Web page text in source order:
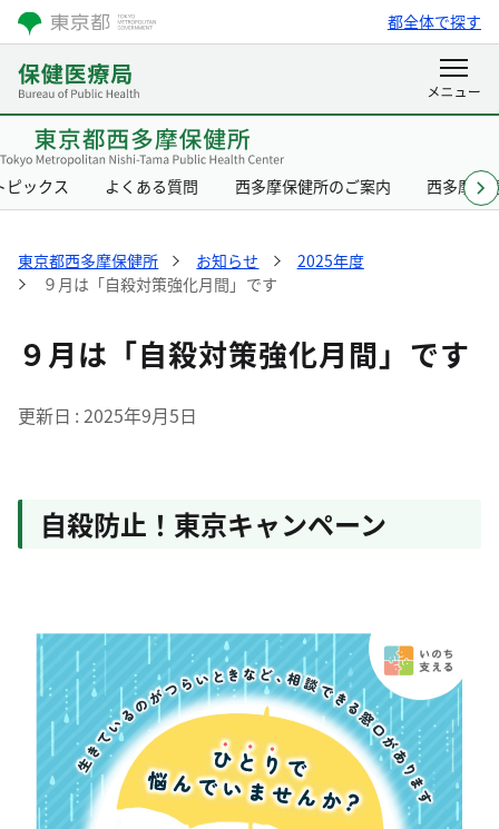
都全体で探す
ピックス よくある質問 西多摩保健所のご案内 西多摩保
東京都西多摩保健所 お知らせ
2025年度
９月は「自殺対策強化月間」です
９月は「自殺対策強化月間」です
更新日 2025年9月5日
自殺防止！東京キャンペーン